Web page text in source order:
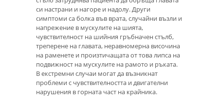
си настрани и нагоре и надолу. Други
симптоми са болка във врата, случайни възли и
напрежение в мускулите на шията,
чувствителност на шийния гръбначен стълб,
треперене на главата, неравномерна височина
на раменете и произтичащата от това липса на
подвижност на мускулите на рамото и ръката.
В екстремни случаи могат да възникнат
проблеми с чувствителността и двигателни
нарушения в горната част на крайника.